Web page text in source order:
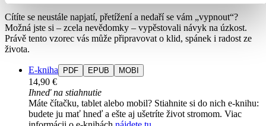
Cítíte se neustále napjatí, přetížení a nedaří se vám „vypnout“?
Možná jste si – zcela nevědomky – vypěstovali návyk na úzkost.
Právě tento vzorec vás může připravovat o klid, spánek i radost ze
života.
E-kniha PDF EPUB MOBI
14,90 €
Ihneď na stiahnutie
Máte čítačku, tablet alebo mobil? Stiahnite si do nich e-knihu:
budete ju mať hneď a ešte aj ušetríte život stromom. Viac